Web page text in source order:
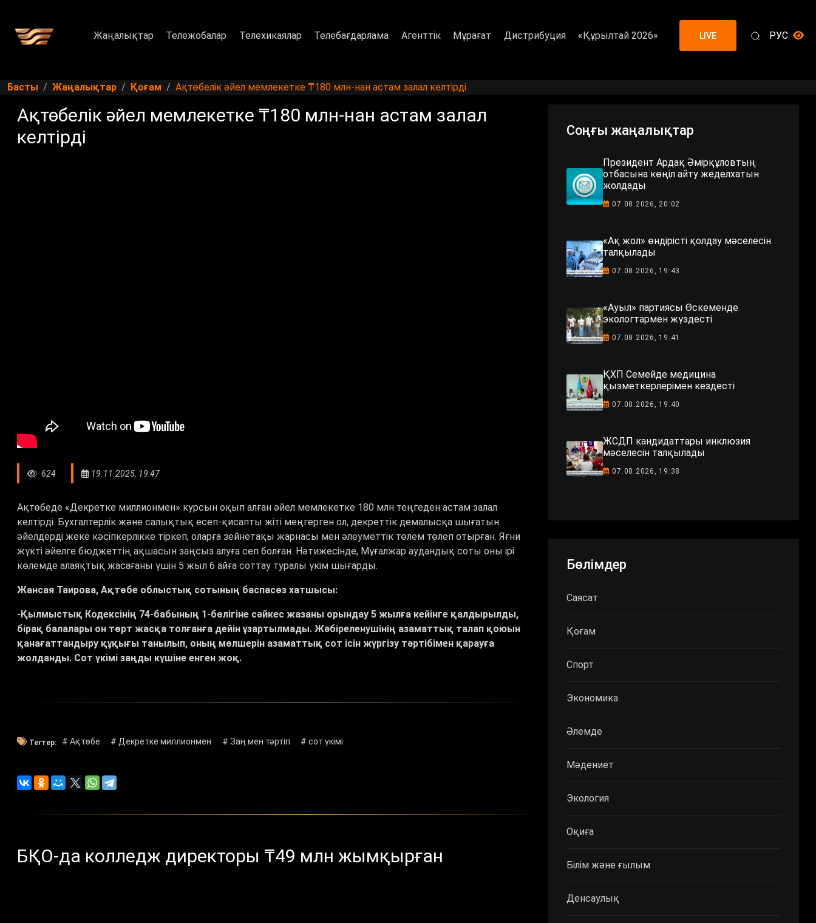
Жаңалықтар Тележобалар Телехикаялар Телебағдарлама Агенттік Мұрағат Дистрибуция «Құрылтай 2026» LIVE РУС
Басты Жаңалықтар Қоғам Ақтөбелік әйел мемлекетке ₸180 млн-нан астам залал келтірді
Ақтөбелік әйел мемлекетке ₸180 млн-нан астам залал
келтірді
624 19.11.2025, 19:47
Ақтөбеде «Декретке миллионмен» курсын оқып алған әйел мемлекетке 180 млн теңгеден астам залал
келтірді. Бухгалтерлік және салықтық есеп-қисапты жіті меңгерген ол, декреттік демалысқа шығатын
әйелдерді жеке кәсіпкерлікке тіркеп, оларға зейнетақы жарнасы мен әлеуметтік төлем төлеп отырған. Яғни
жүкті әйелге бюджеттің ақшасын заңсыз алуға сеп болған. Нәтижесінде, Мұғалжар аудандық соты оны ірі
көлемде алаяқтық жасағаны үшін 5 жыл 6 айға соттау туралы үкім шығарды.
Жансая Таирова, Ақтөбе облыстық сотының баспасөз хатшысы:
-Қылмыстық Кодексінің 74-бабының 1-бөлігіне сәйкес жазаны орындау 5 жылға кейінге қалдырылды,
бірақ балалары он төрт жасқа толғанға дейін ұзартылмады. Жәбіреленушінің азаматтық талап қоюын
қанағаттандыру құқығы танылып, оның мөлшерін азаматтық сот ісін жүргізу тәртібімен қарауға
жолданды. Сот үкімі заңды күшіне енген жоқ.
Тегтер: # Ақтөбе # Декретке миллионмен # Заң мен тәртіп # сот үкімі
БҚО-да колледж директоры ₸49 млн жымқырған
Соңғы жаңалықтар
Президент Ардақ Әмірқұловтың
отбасына көңіл айту жеделхатын
жолдады
07.08.2026, 20:02
«Ақ жол» өндірісті қолдау мәселесін
талқылады
07.08.2026, 19:43
«Ауыл» партиясы Өскеменде
экологтармен жүздесті
07.08.2026, 19:41
ҚХП Семейде медицина
қызметкерлерімен кездесті
07.08.2026, 19:40
ЖСДП кандидаттары инклюзия
мәселесін талқылады
07.08.2026, 19:38
Бөлімдер
Саясат
Қоғам
Спорт
Экономика
Әлемде
Мәдениет
Экология
Оқиға
Білім және ғылым
Денсаулық